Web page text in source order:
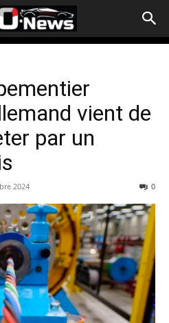
vient de
par un
2024 0